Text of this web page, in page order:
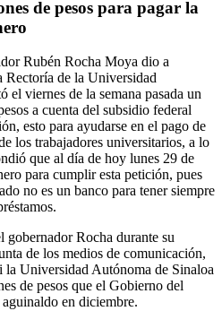
de pesos para pagar la
Rubén Rocha Moya dio a
Rectoría de la Universidad
el viernes de la semana pasada un
a cuenta del subsidio federal
esto para ayudarse en el pago de
los trabajadores universitarios, a lo
que al día de hoy lunes 29 de
para cumplir esta petición, pues
no es un banco para tener siempre
Rocha durante su
de los medios de comunicación,
la Universidad Autónoma de Sinaloa
de pesos que el Gobierno del
en diciembre.